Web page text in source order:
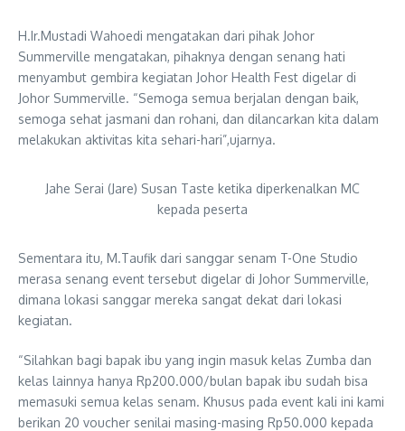
H.Ir.Mustadi Wahoedi mengatakan dari pihak Johor
Summerville mengatakan, pihaknya dengan senang hati
menyambut gembira kegiatan Johor Health Fest digelar di
Johor Summerville. “Semoga semua berjalan dengan baik,
semoga sehat jasmani dan rohani, dan dilancarkan kita dalam
melakukan aktivitas kita sehari-hari”,ujarnya.
Jahe Serai (Jare) Susan Taste ketika diperkenalkan MC
kepada peserta
Sementara itu, M.Taufik dari sanggar senam T-One Studio
merasa senang event tersebut digelar di Johor Summerville,
dimana lokasi sanggar mereka sangat dekat dari lokasi
kegiatan.
“Silahkan bagi bapak ibu yang ingin masuk kelas Zumba dan
kelas lainnya hanya Rp200.000/bulan bapak ibu sudah bisa
memasuki semua kelas senam. Khusus pada event kali ini kami
berikan 20 voucher senilai masing-masing Rp50.000 kepada